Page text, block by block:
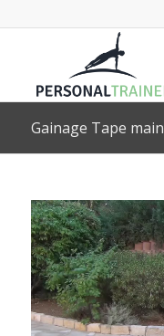
Gainage Tape main